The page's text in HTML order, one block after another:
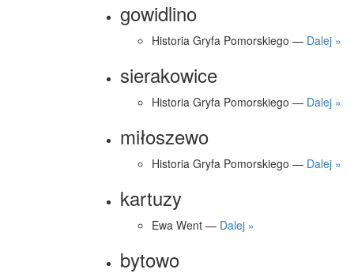
gowidlino
Historia Gryfa Pomorskiego — Dalej »
sierakowice
Historia Gryfa Pomorskiego — Dalej »
miłoszewo
Historia Gryfa Pomorskiego — Dalej »
kartuzy
Ewa Went — Dalej »
bytowo